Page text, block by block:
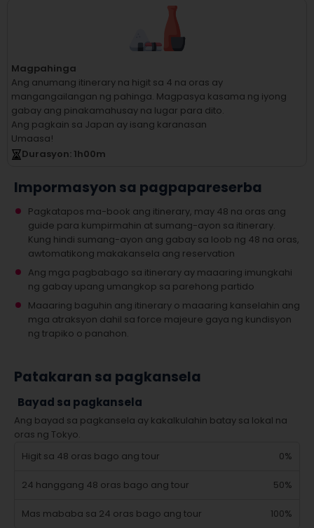
Magpahinga
Ang anumang itinerary na higit sa 4 na oras ay
mangangailangan ng pahinga. Magpasya kasama ng iyong
gabay ang pinakamahusay na lugar para dito.
Ang pagkain sa Japan ay isang karanasan
Umaasa!
Durasyon: 1h00m
Impormasyon sa pagpapareserba
Pagkatapos ma-book ang itinerary, may 48 na oras ang
guide para kumpirmahin at sumang-ayon sa itinerary.
Kung hindi sumang-ayon ang gabay sa loob ng 48 na oras,
awtomatikong makakansela ang reservation
Ang mga pagbabago sa itinerary ay maaaring imungkahi
ng gabay upang umangkop sa parehong partido
Maaaring baguhin ang itinerary o maaaring kanselahin ang
mga atraksyon dahil sa force majeure gaya ng kundisyon
ng trapiko o panahon.
Patakaran sa pagkansela
Bayad sa pagkansela
Ang bayad sa pagkansela ay kakalkulahin batay sa lokal na
oras ng Tokyo.
Higit sa 48 oras bago ang tour
0%
24 hanggang 48 oras bago ang tour 50%
Mas mababa sa 24 oras bago ang tour
100%